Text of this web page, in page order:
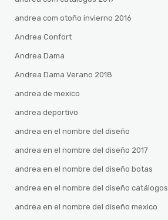
andrea com otoño invierno 2016
Andrea Confort
Andrea Dama
Andrea Dama Verano 2018
andrea de mexico
andrea deportivo
andrea en el nombre del diseño
andrea en el nombre del diseño 2017
andrea en el nombre del diseño botas
andrea en el nombre del diseño catálogos
andrea en el nombre del diseño mexico